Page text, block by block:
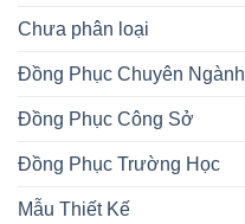
Chưa phân loại
Đồng Phục Chuyên Ngành
Đồng Phục Công Sở
Đồng Phục Trường Học
Mẫu Thiết Kế